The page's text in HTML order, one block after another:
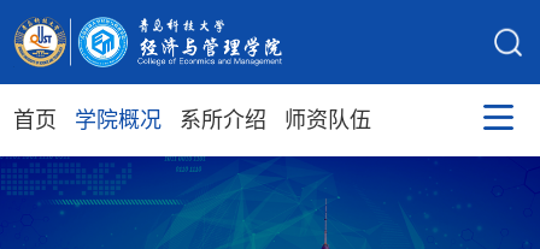
首页 学院概况 系所介绍 师资队伍